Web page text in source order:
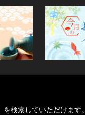
検索していただけます。